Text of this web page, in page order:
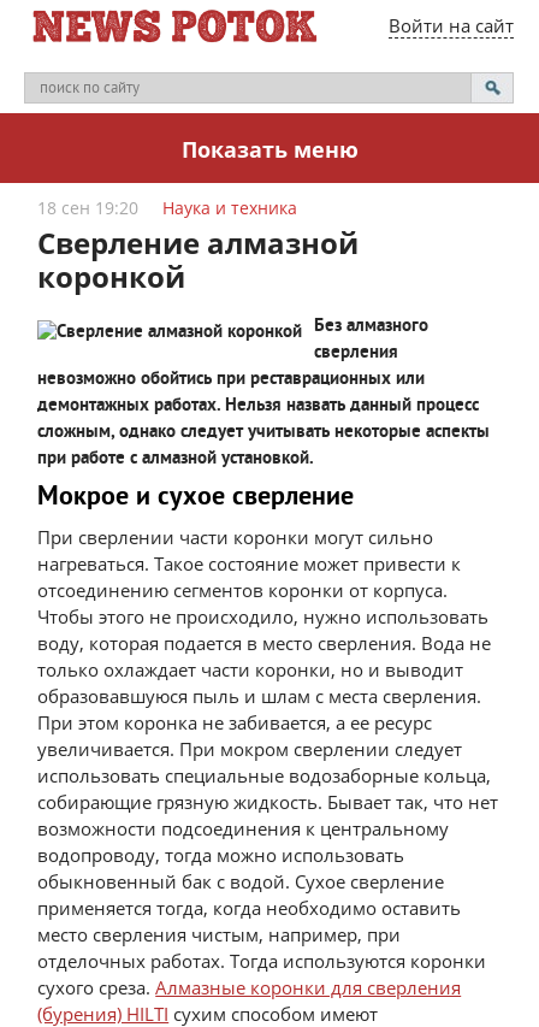
Войти на сайт
Показать меню
18 сен 19:20 Наука и техника
Сверление алмазной
коронкой
Без алмазного
сверления
невозможно обойтись при реставрационных или
демонтажных работах. Нельзя назвать данный процесс
сложным, однако следует учитывать некоторые аспекты
при работе с алмазной установкой.
Мокрое и сухое сверление
При сверлении части коронки могут сильно
нагреваться. Такое состояние может привести к
отсоединению сегментов коронки от корпуса.
Чтобы этого не происходило, нужно использовать
воду, которая подается в место сверления. Вода не
только охлаждает части коронки, но и выводит
образовавшуюся пыль и шлам с места сверления.
При этом коронка не забивается, а ее ресурс
увеличивается. При мокром сверлении следует
использовать специальные водозаборные кольца,
собирающие грязную жидкость. Бывает так, что нет
возможности подсоединения к центральному
водопроводу, тогда можно использовать
обыкновенный бак с водой. Сухое сверление
применяется тогда, когда необходимо оставить
место сверления чистым, например, при
отделочных работах. Тогда используются коронки
сухого среза.Алмазные коронки для сверления
(бурения) HILTI сухим способом имеют